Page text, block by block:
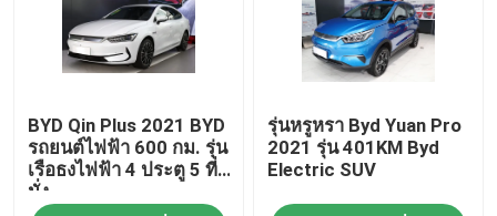
รถยนต์ EV
รถน้ำมันโตโยต้า
BYD Qin Plus 2021 BYD
รถยนต์ไฟฟ้า 600 กม. รุ่น
เรือธงไฟฟ้า 4 ประตู 5 ที่
นั่ง
รุ่นหรูหรา Byd Yuan Pro
2021 รุ่น 401KM Byd
Electric SUV